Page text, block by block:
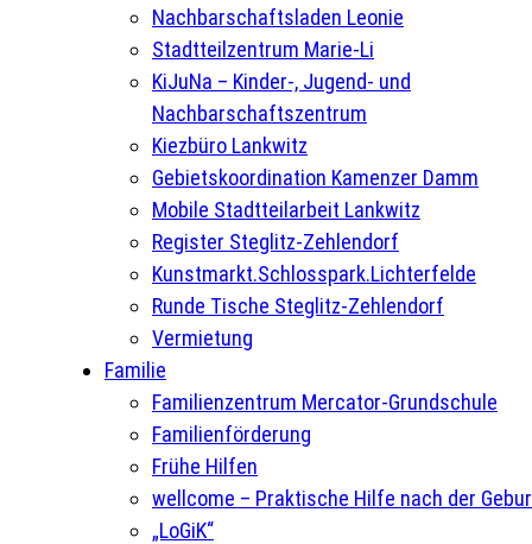
Nachbarschaftsladen Leonie
Stadtteilzentrum Marie-Li
KiJuNa – Kinder-, Jugend- und
Nachbarschaftszentrum
Kiezbüro Lankwitz
Gebietskoordination Kamenzer Damm
Mobile Stadtteilarbeit Lankwitz
Register Steglitz-Zehlendorf
Kunstmarkt.Schlosspark.Lichterfelde
Runde Tische Steglitz-Zehlendorf
Vermietung
Familie
Familienzentrum Mercator-Grundschule
Familienförderung
Frühe Hilfen
wellcome – Praktische Hilfe nach der
„LoGiK“